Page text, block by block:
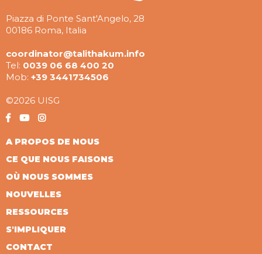
Piazza di Ponte Sant'Angelo, 28
00186 Roma, Italia
coordinator@talithakum.info
Tel: 0039 06 68 400 20
Mob: +39 3441734506
©2026 UISG
A PROPOS DE NOUS
CE QUE NOUS FAISONS
OÙ NOUS SOMMES
NOUVELLES
RESSOURCES
S'IMPLIQUER
CONTACT